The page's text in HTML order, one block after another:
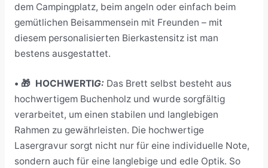
dem Campingplatz, beim angeln oder einfach beim
gemütlichen Beisammensein mit Freunden – mit
diesem personalisierten Bierkastensitz ist man
bestens ausgestattet.
• 🎁 HOCHWERTIG: Das Brett selbst besteht aus
hochwertigem Buchenholz und wurde sorgfältig
verarbeitet, um einen stabilen und langlebigen
Rahmen zu gewährleisten. Die hochwertige
Lasergravur sorgt nicht nur für eine individuelle Note,
sondern auch für eine langlebige und edle Optik. So